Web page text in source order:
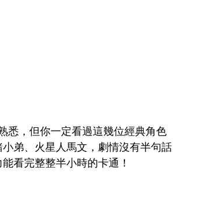
悉，但你一定看過這幾位經典角色
弟、火星人馬文，劇情沒有半句話
看完整整半小時的卡通！